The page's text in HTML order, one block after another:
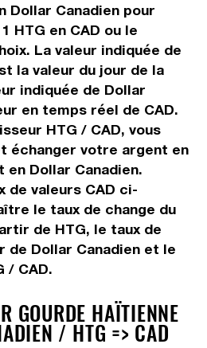
Dollar Canadien pour
HTG en CAD ou le
La valeur indiquée de
la valeur du jour de la
indiquée de Dollar
en temps réel de CAD.
HTG / CAD, vous
échanger votre argent en
en Dollar Canadien.
de valeurs CAD ci-
le taux de change du
de HTG, le taux de
de Dollar Canadien et le
/ CAD.
GOURDE HAÏTIENNE
/ HTG => CAD